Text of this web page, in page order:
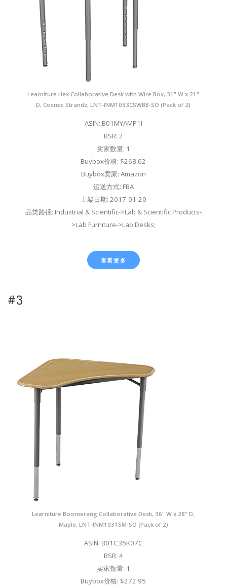
Learniture Hex Collaborative Desk with Wire Box, 31" W x 21"
D, Cosmic Strandz, LNT-INM1033CSWBB-SO (Pack of 2)
ASIN: B01MYAMP1I
BSR: 2
卖家数量: 1
Buybox价格: $268.62
Buybox卖家: Amazon
运送方式: FBA
上架日期: 2017-01-20
品类路径: Industrial & Scientific->Lab & Scientific Products-
>Lab Furniture->Lab Desks;
查看更多
#3
Learniture Boomerang Collaborative Desk, 36" W x 28" D,
Maple, LNT-INM1031SM-SO (Pack of 2)
ASIN: B01C35K07C
BSR: 4
卖家数量: 1
Buybox价格: $272.95